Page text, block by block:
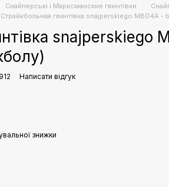
Снайперські і Марксманские гвинтівки
Страйкбольная гвинтівка snajperskiego MB04A -
snajperskiego
Написати відгук
знижки